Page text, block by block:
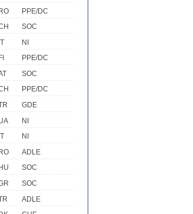
PPE/DC
SOC
NI
FI
PPE/DC
SOC
PPE/DC
GDE
NI
IT
NI
ADLE
HU
SOC
SOC
ADLE